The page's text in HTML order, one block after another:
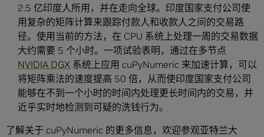
2.5 亿印度人所用，并在走向全球。印度国家支付公司使
用复杂的矩阵计算来跟踪付款人和收款人之间的交易路
径。使用当前的方法，在 CPU 系统上处理一周的交易数据
大约需要 5 个小时。一项试验表明，通过在多节点
NVIDIA DGX 系统上应用 cuPyNumeric 来加速计算，可以
将矩阵乘法的速度提高 50 倍，从而使印度国家支付公司
能够在不到一个小时的时间内处理更长时间内的交易，并
近乎实时地检测到可疑的洗钱行为。
了解关于 cuPyNumeric 的更多信息，欢迎参观亚特兰大